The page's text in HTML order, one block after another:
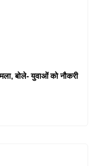
बोले- युवाओं को नौकरी